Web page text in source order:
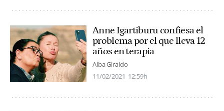
Anne Igartiburu confiesa el
problema por el que lleva 12
años en terapia
Alba Giraldo
11/02/2021 12:59h